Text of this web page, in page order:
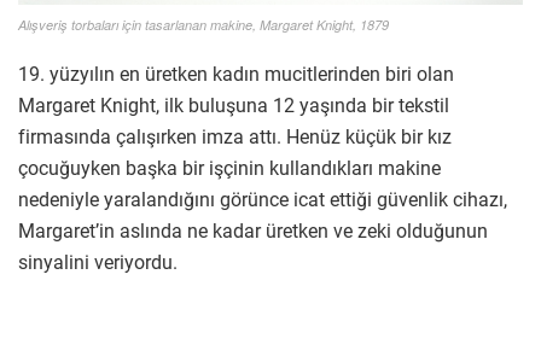
Alışveriş torbaları için tasarlanan makine, Margaret Knight, 1879
19. yüzyılın en üretken kadın mucitlerinden biri olan
Margaret Knight, ilk buluşuna 12 yaşında bir tekstil
firmasında çalışırken imza attı. Henüz küçük bir kız
çocuğuyken başka bir işçinin kullandıkları makine
nedeniyle yaralandığını görünce icat ettiği güvenlik cihazı,
Margaret’in aslında ne kadar üretken ve zeki olduğunun
sinyalini veriyordu.